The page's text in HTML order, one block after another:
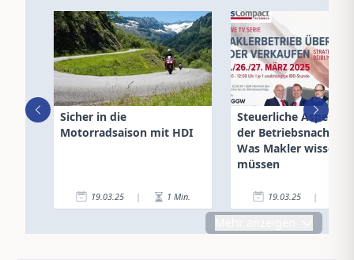
Sicher in die
Motorradsaison mit HDI
19.03.25 | 1 Min.
Steuerliche Aspekte
der
Was Makler wissen
müssen
19.03.25 |